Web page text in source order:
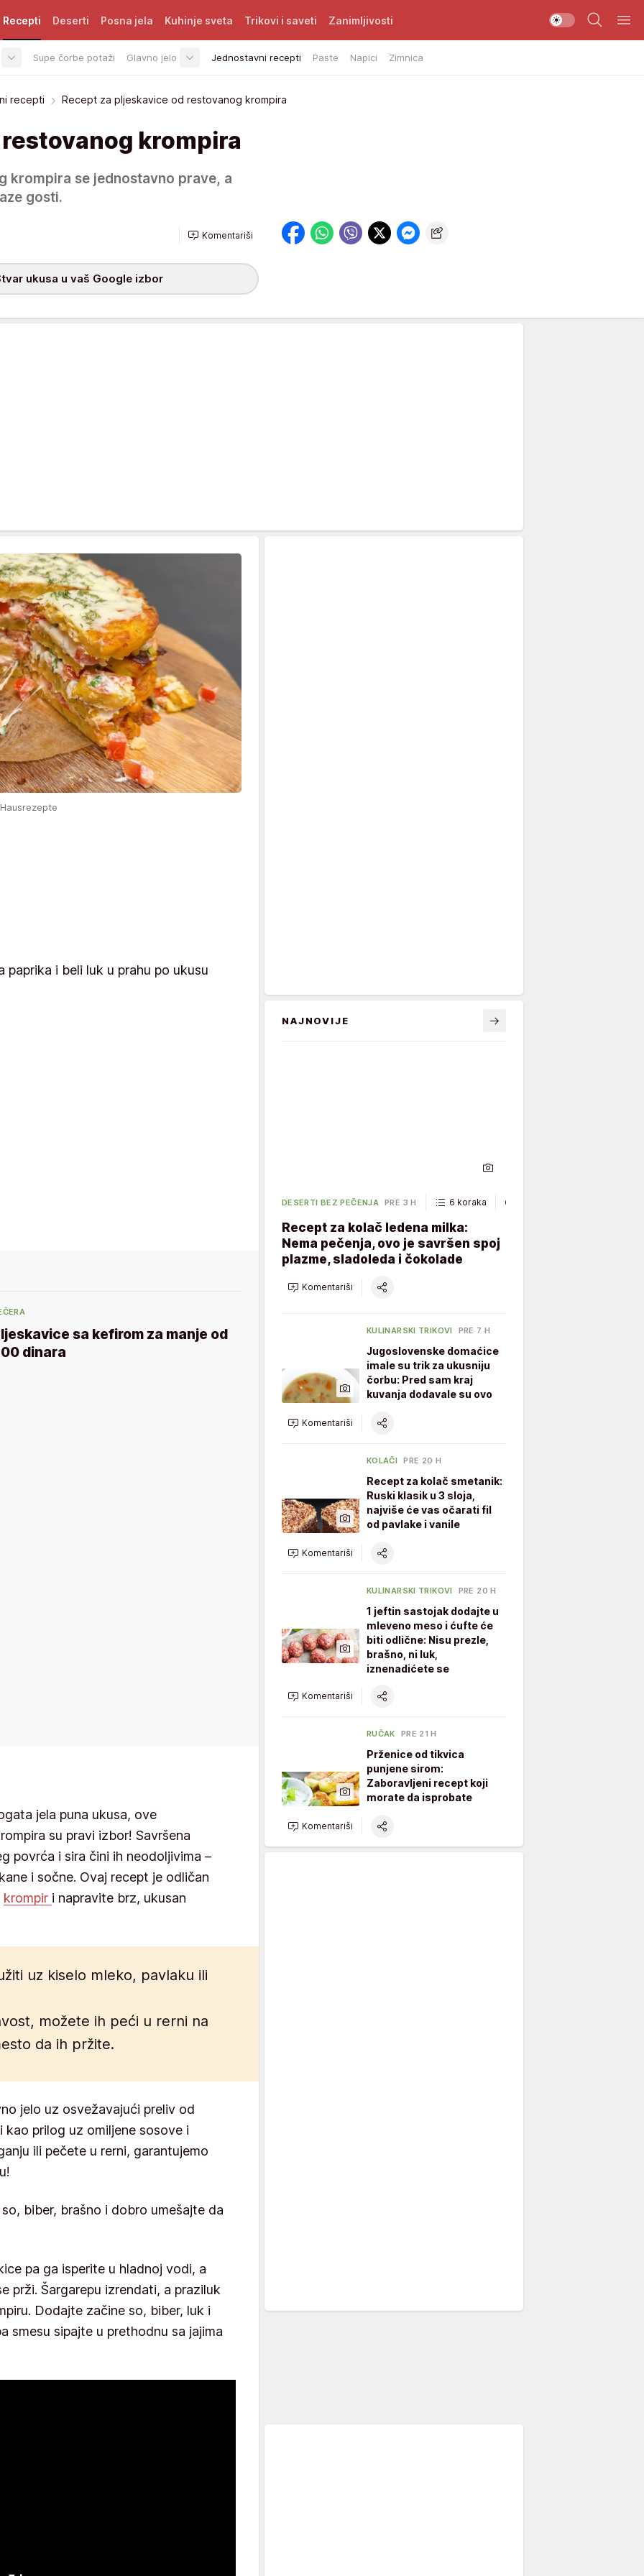
Recepti
Supe čorbe potaži Glavno jelo Jednostavni recepti Paste Napici Zimnica
Deserti Posna jela Kuhinje sveta Trikovi i saveti Zanimljivosti
recepti Recept za pljeskavice od restovanog krompira
krompira
krompira se jednostavno prave, a
gosti.
Komentariši
ukusa u vaš Google izbor
paprika i beli luk u prahu po ukusu
sa kefirom za manje od
dinara
jela puna ukusa, ove
su pravi izbor! Savršena
povrća i sira čini ih neodoljivima –
i sočne. Ovaj recept je odličan
krompir i napravite brz, ukusan
uz kiselo mleko, pavlaku ili
možete ih peći u rerni na
da ih pržite.
jelo uz osvežavajući preliv od
kao prilog uz omiljene sosove i
ili pečete u rerni, garantujemo
biber, brašno i dobro umešajte da
pa ga isperite u hladnoj vodi, a
prži. Šargarepu izrendati, a praziluk
Dodajte začine so, biber, luk i
smesu sipajte u prethodnu sa jajima
NAJNOVIJE
DESERTI BEZ PEČENJA PRE 3 H 6 koraka
Recept za kolač ledena milka:
Nema pečenja, ovo je savršen spoj
plazme, sladoleda i čokolade
Komentariši
KULINARSKI TRIKOVI PRE 7 H
Jugoslovenske domaćice
imale su trik za ukusniju
čorbu: Pred sam kraj
kuvanja dodavale su ovo
Komentariši
KOLAČI PRE 20 H
Recept za kolač smetanik:
Ruski klasik u 3 sloja,
najviše će vas očarati fil
od pavlake i vanile
Komentariši
KULINARSKI TRIKOVI PRE 20 H
1 jeftin sastojak dodajte u
mleveno meso i ćufte će
biti odlične: Nisu prezle,
brašno, ni luk,
iznenadićete se
Komentariši
RUČAK PRE 21 H
Prženice od tikvica
punjene sirom:
Zaboravljeni recept koji
morate da isprobate
Komentariši